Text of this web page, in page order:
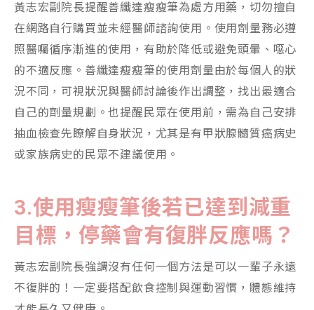
黃志宏副院長提醒善纖達瘦瘦筆為處方用藥，切勿擅自
在網路自行購買並未經醫師諮詢使用。使用劑量務必遵
照醫囑循序漸進的使用，有助於降低或避免頭暈、噁心
的不適反應。善纖達瘦瘦筆的使用劑量由於每個人的狀
況不同，可視狀況與醫師討論後作出調整，找出最適合
自己的劑量規劃。也提醒民眾在使用前，需為自己安排
抽血檢查先瞭解自身狀況，尤其是有甲狀腺髓質癌病史
或家族病史的民眾不建議使用。
3.使用瘦瘦筆後若已達到減重
目標，停藥會有復胖反應嗎？
黃志宏副院長強調沒有任何一個方法是可以一輩子永遠
不復胖的！一定要搭配飲食控制與運動習慣，體態維持